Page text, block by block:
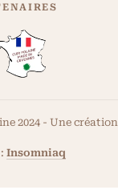
2024 - Une création
Insomniaq